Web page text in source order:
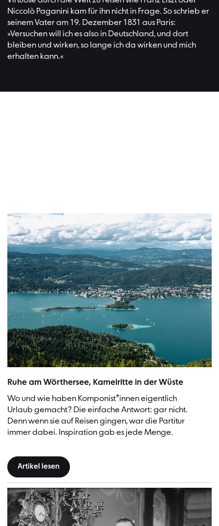
Niccolò Paganini kam für ihn nicht in Frage. So schrieb er
seinem Vater am 19. Dezember 1831 aus Paris:
»Versuchen will ich es also in Deutschland, und dort
bleiben und wirken, so lange ich da wirken und mich
erhalten kann.«
Ruhe am Wörthersee, Kamelritte in der Wüste
Wo und wie haben Komponist*innen eigentlich
Urlaub gemacht? Die einfache Antwort: gar nicht.
Denn wenn sie auf Reisen gingen, war die Partitur
immer dabei. Inspiration gab es jede Menge.
Artikel lesen